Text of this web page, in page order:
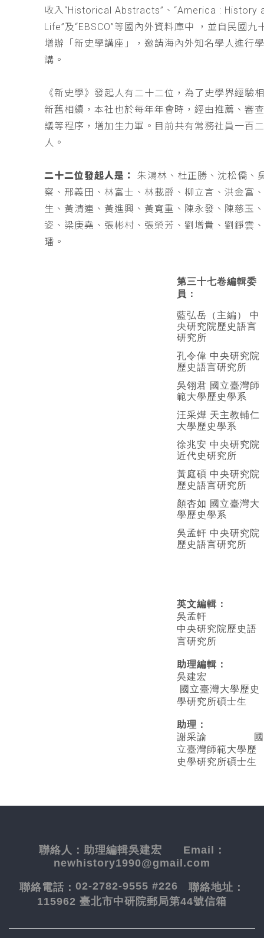
收入“Historical Abstracts”、“America : History
Life”及“EBSCO”等國內外資料庫中 ，並自民國九
增辦「新史學講座」，邀請海內外知名學人進行
講。
《新史學》發起人有二十二位，為了史學界經驗
新舊相續，本社也於每年年會時，經由推薦、審
議等程序，增加生力軍。目前共有常務社員一百
人。
二十二位發起人是：
朱鴻林、杜正勝、沈松僑、
察、邢義田、林富士、林載爵、柳立言、洪金富
生、黃清連、黃進興、黃寬重、陳永發、陳慈玉
姿、梁庚堯、張彬村、張榮芳、劉增貴、劉錚雲
璠。
第三十七卷編輯委
員：
藍弘岳（主編） 中
央研究院歷史語言
研究所
孔令偉 中央研究院
歷史語言研究所
吳翎君 國立臺灣師
範大學歷史學系
汪采燁 天主教輔仁
大學歷史學系
徐兆安 中央研究院
近代史研究所
黃庭碩 中央研究院
歷史語言研究所
顏杏如 國立臺灣大
學歷史學系
吳孟軒 中央研究院
歷史語言研究所
英文編輯 ：
吳孟軒
中央研究院歷史語
言研究所
助理編輯：
吳建宏
國立臺灣大學歷史
學研究所碩士生
助理：
謝采諭
國
立臺灣師範大學歷
史學研究所碩士生
聯絡人： 助理編輯吳建宏 Email：
newhistory1990@gmail.com
聯絡電話： 02-2782-9555 #226 聯絡地址：
115962 臺北市中研院郵局第44號信箱